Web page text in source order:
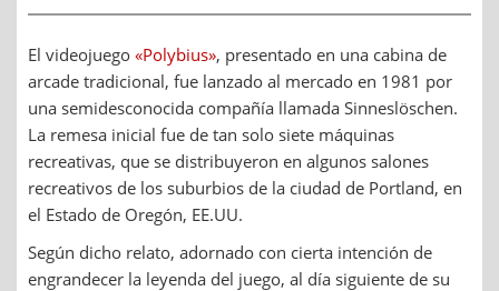
El videojuego «Polybius», presentado en una cabina de
arcade tradicional, fue lanzado al mercado en 1981 por
una semidesconocida compañía llamada Sinneslöschen.
La remesa inicial fue de tan solo siete máquinas
recreativas, que se distribuyeron en algunos salones
recreativos de los suburbios de la ciudad de Portland, en
el Estado de Oregón, EE.UU.
Según dicho relato, adornado con cierta intención de
engrandecer la leyenda del juego, al día siguiente de su